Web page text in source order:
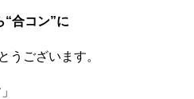
“合コン”に
うございます。